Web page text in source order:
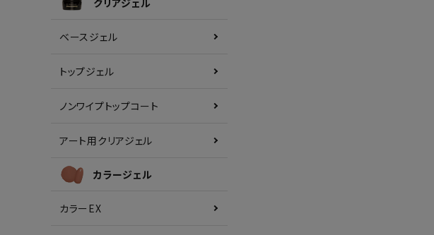
クリアジェル
ベースジェル
トップジェル
ノンワイプトップコート
アート用クリアジェル
カラージェル
カラーEX